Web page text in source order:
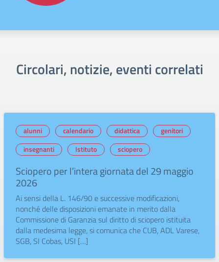
Circolari, notizie, eventi correlati
alunni calendario didattica
genitori
insegnanti
Istituto sciopero
Sciopero per l’intera giornata del 29 maggio
2026
Ai sensi della L. 146/90 e successive modificazioni,
nonché delle disposizioni emanate in merito dalla
Commissione di Garanzia sul diritto di sciopero istituita
dalla medesima legge, si comunica che CUB, ADL Varese,
SGB, SI Cobas, USI […]